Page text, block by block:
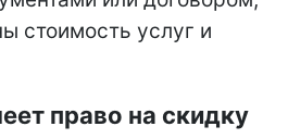
стоимость услуг и
право на скидку